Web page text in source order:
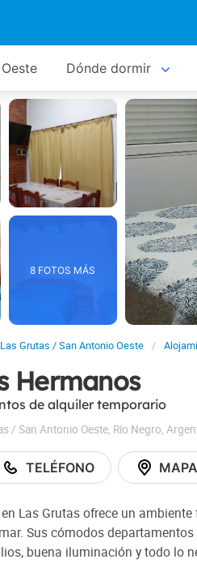
Dónde dormir
8 FOTOS MÁS
Las Grutas / San Antonio Oeste
Hermanos
de alquiler temporario
/ San Antonio Oeste, Río Negro,
TELÉFONO MAPA
Las Grutas ofrece un
Sus cómodos
buena iluminación y todo lo